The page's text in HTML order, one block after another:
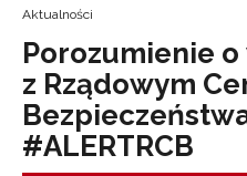
Aktualności
Porozumienie
z Rządowym
#ALERTRCB